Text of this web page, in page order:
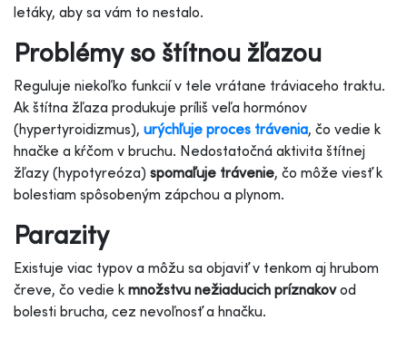
letáky, aby sa vám to nestalo.
Problémy so štítnou žľazou
Reguluje niekoľko funkcií v tele vrátane tráviaceho traktu.
Ak štítna žľaza produkuje príliš veľa hormónov
(hypertyroidizmus), urýchľuje proces trávenia, čo vedie k
hnačke a kŕčom v bruchu. Nedostatočná aktivita štítnej
žľazy (hypotyreóza) spomaľuje trávenie, čo môže viesť k
bolestiam spôsobeným zápchou a plynom.
Parazity
Existuje viac typov a môžu sa objaviť v tenkom aj hrubom
čreve, čo vedie k množstvu nežiaducich príznakovod
bolesti brucha, cez nevoľnosť a hnačku.